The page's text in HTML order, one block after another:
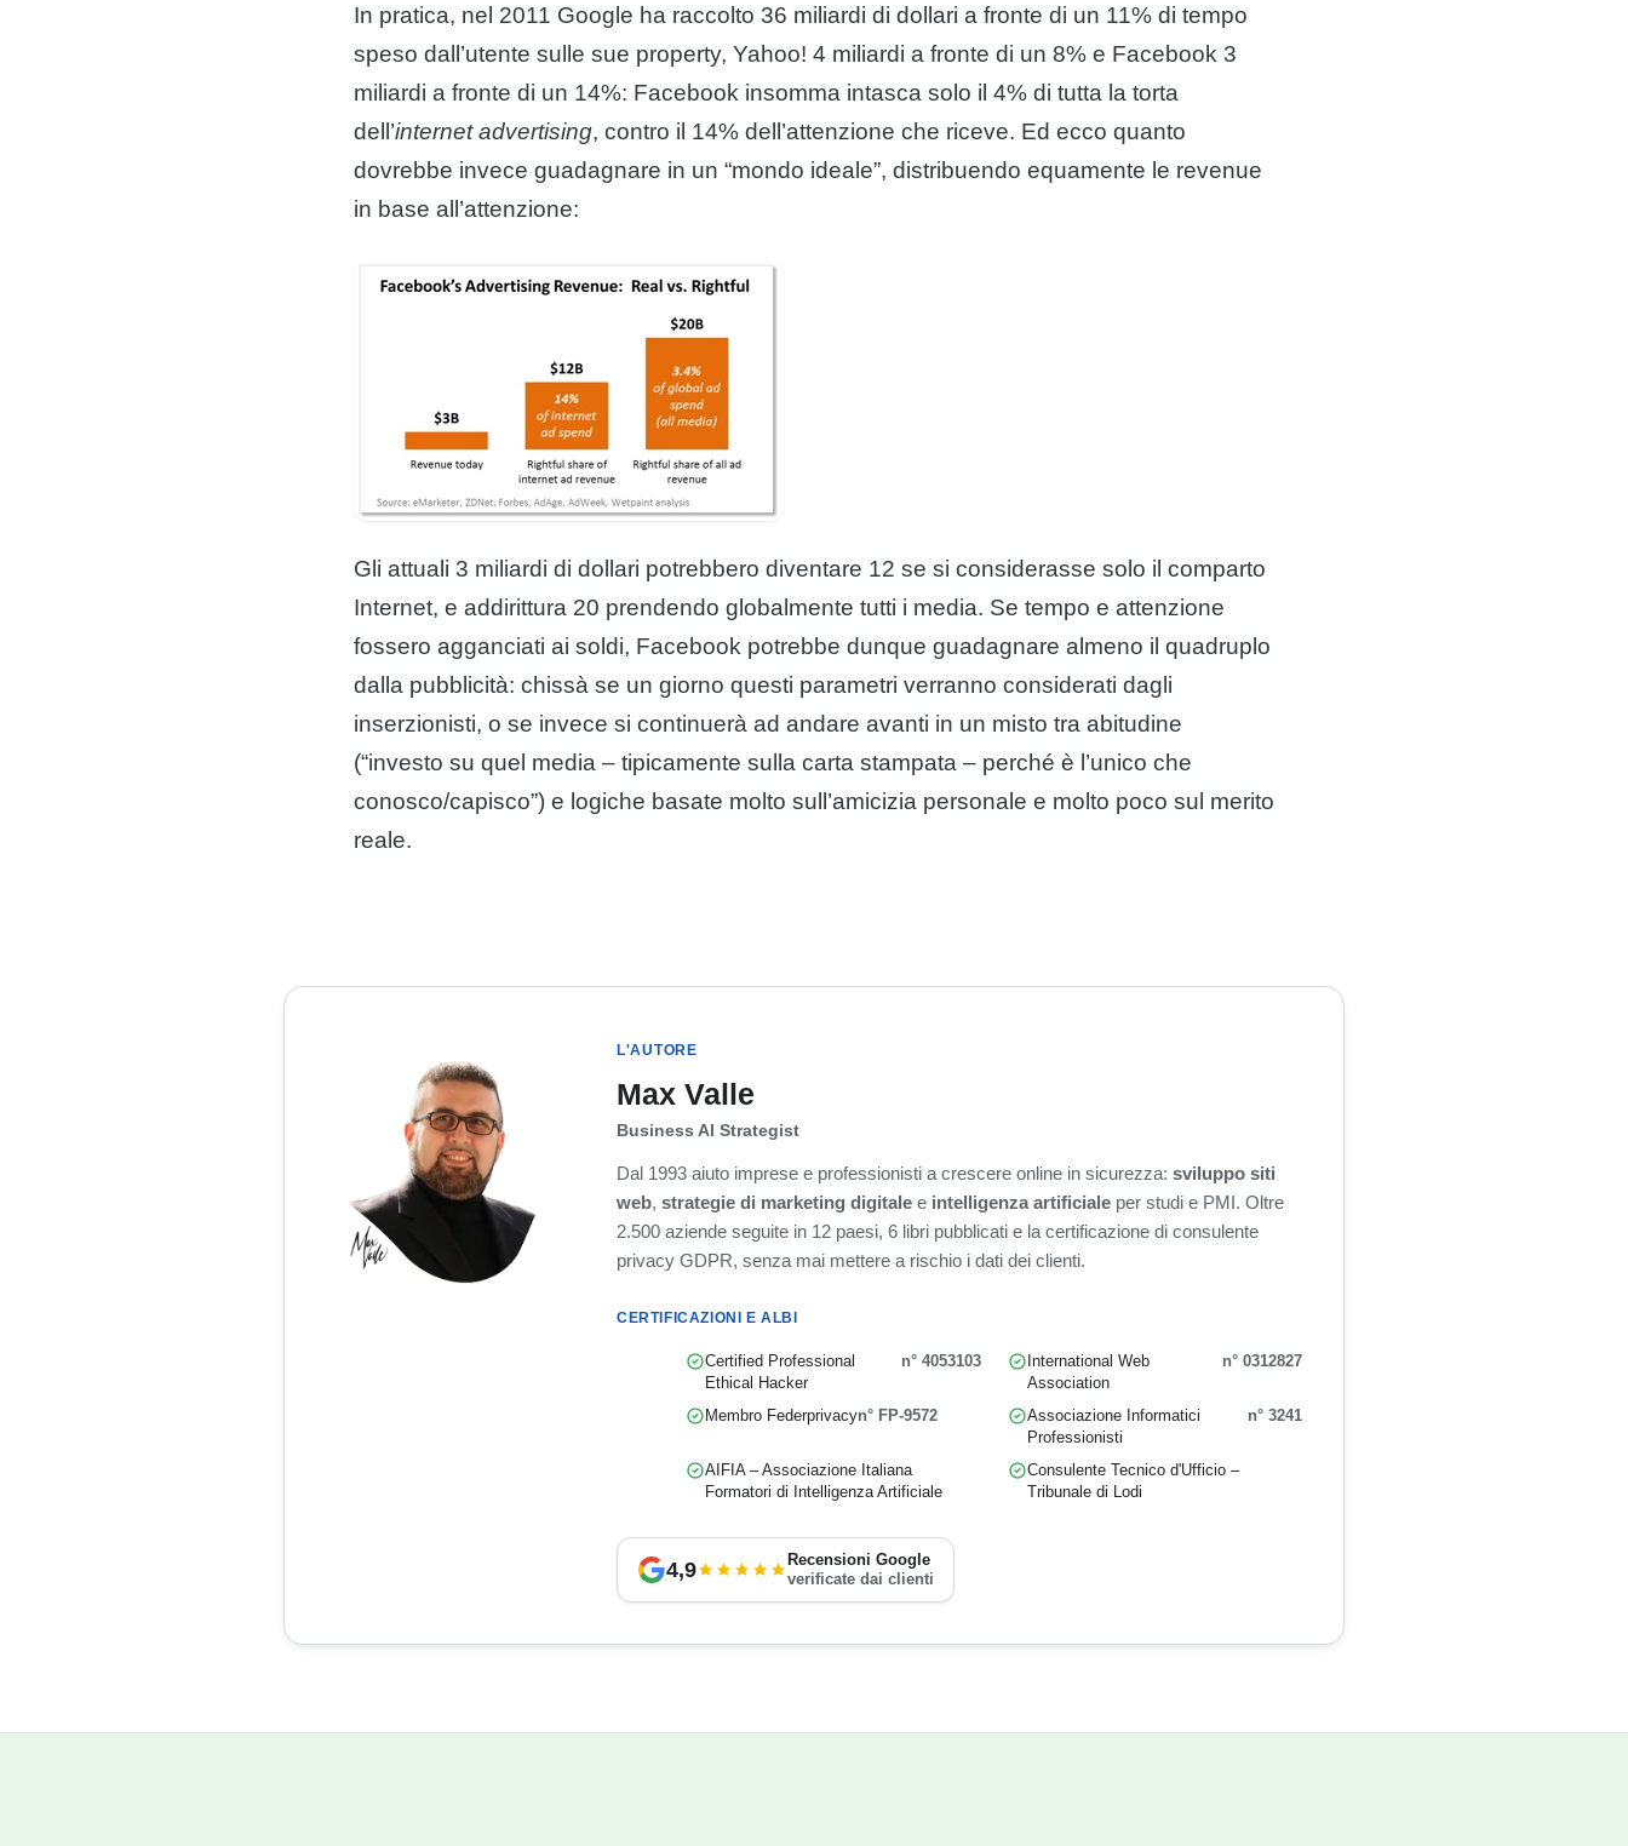
In pratica, nel 2011 Google ha raccolto 36 miliardi di dollari a fronte di un 11% di tempo
speso dall’utente sulle sue property, Yahoo! 4 miliardi a fronte di un 8% e Facebook 3
miliardi a fronte di un 14%: Facebook insomma intasca solo il 4% di tutta la torta
dell’internet advertising, contro il 14% dell’attenzione che riceve. Ed ecco quanto
dovrebbe invece guadagnare in un “mondo ideale”, distribuendo equamente le revenue
in base all’attenzione:
Gli attuali 3 miliardi di dollari potrebbero diventare 12 se si considerasse solo il comparto
Internet, e addirittura 20 prendendo globalmente tutti i media. Se tempo e attenzione
fossero agganciati ai soldi, Facebook potrebbe dunque guadagnare almeno il quadruplo
dalla pubblicità: chissà se un giorno questi parametri verranno considerati dagli
inserzionisti, o se invece si continuerà ad andare avanti in un misto tra abitudine
(“investo su quel media – tipicamente sulla carta stampata – perché è l’unico che
conosco/capisco”) e logiche basate molto sull’amicizia personale e molto poco sul merito
reale.
L'AUTORE
Max Valle
Business AI Strategist
Dal 1993 aiuto imprese e professionisti a crescere online in sicurezza: sviluppo siti
web, strategie di marketing digitale e intelligenza artificiale per studi e PMI. Oltre
2.500 aziende seguite in 12 paesi, 6 libri pubblicati e la certificazione di consulente
privacy GDPR, senza mai mettere a rischio i dati dei clienti.
CERTIFICAZIONI E ALBI
Certified Professional
Ethical Hacker
n° 4053103
International Web
Association
n° 0312827
Membro Federprivacyn° FP-9572
Associazione Informatici
Professionisti
n° 3241
AIFIA – Associazione Italiana
Formatori di Intelligenza Artificiale
Consulente Tecnico d'Ufficio –
Tribunale di Lodi
4,9
Recensioni Google
verificate dai clienti